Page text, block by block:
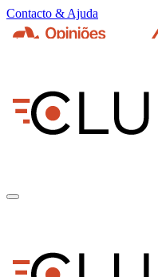
Contacto & Ajuda